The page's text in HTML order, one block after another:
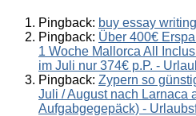
Pingback: buy essay
Pingback: Über 400€
1 Woche Mallorca All
im Juli nur 374€ p.P. -
Pingback: Zypern so
Juli / August nach Larnaca
Aufgabgegepäck) -